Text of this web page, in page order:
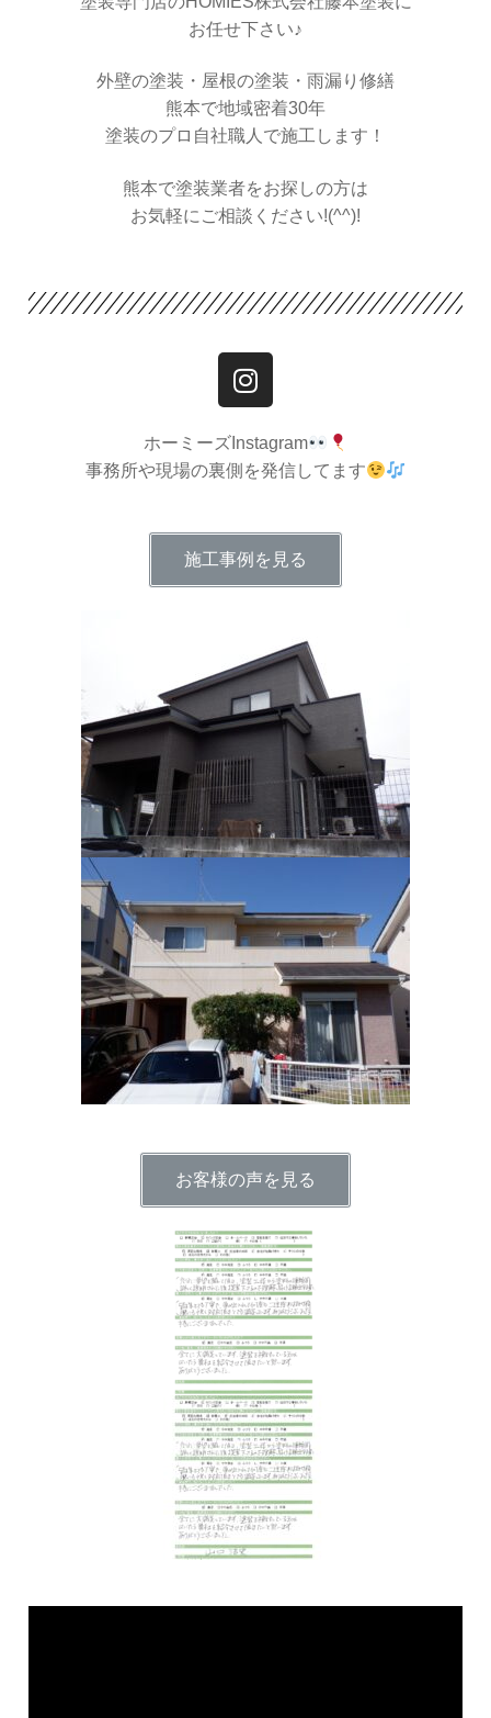
お任せ下さい♪
外壁の塗装・屋根の塗装・雨漏り修繕
熊本で地域密着30年
塗装のプロ自社職人で施工します！
熊本で塗装業者をお探しの方は
お気軽にご相談ください!(^^)!
ホーミーズInstagram
事務所や現場の裏側を発信してます
施工事例を見る
お客様の声を見る